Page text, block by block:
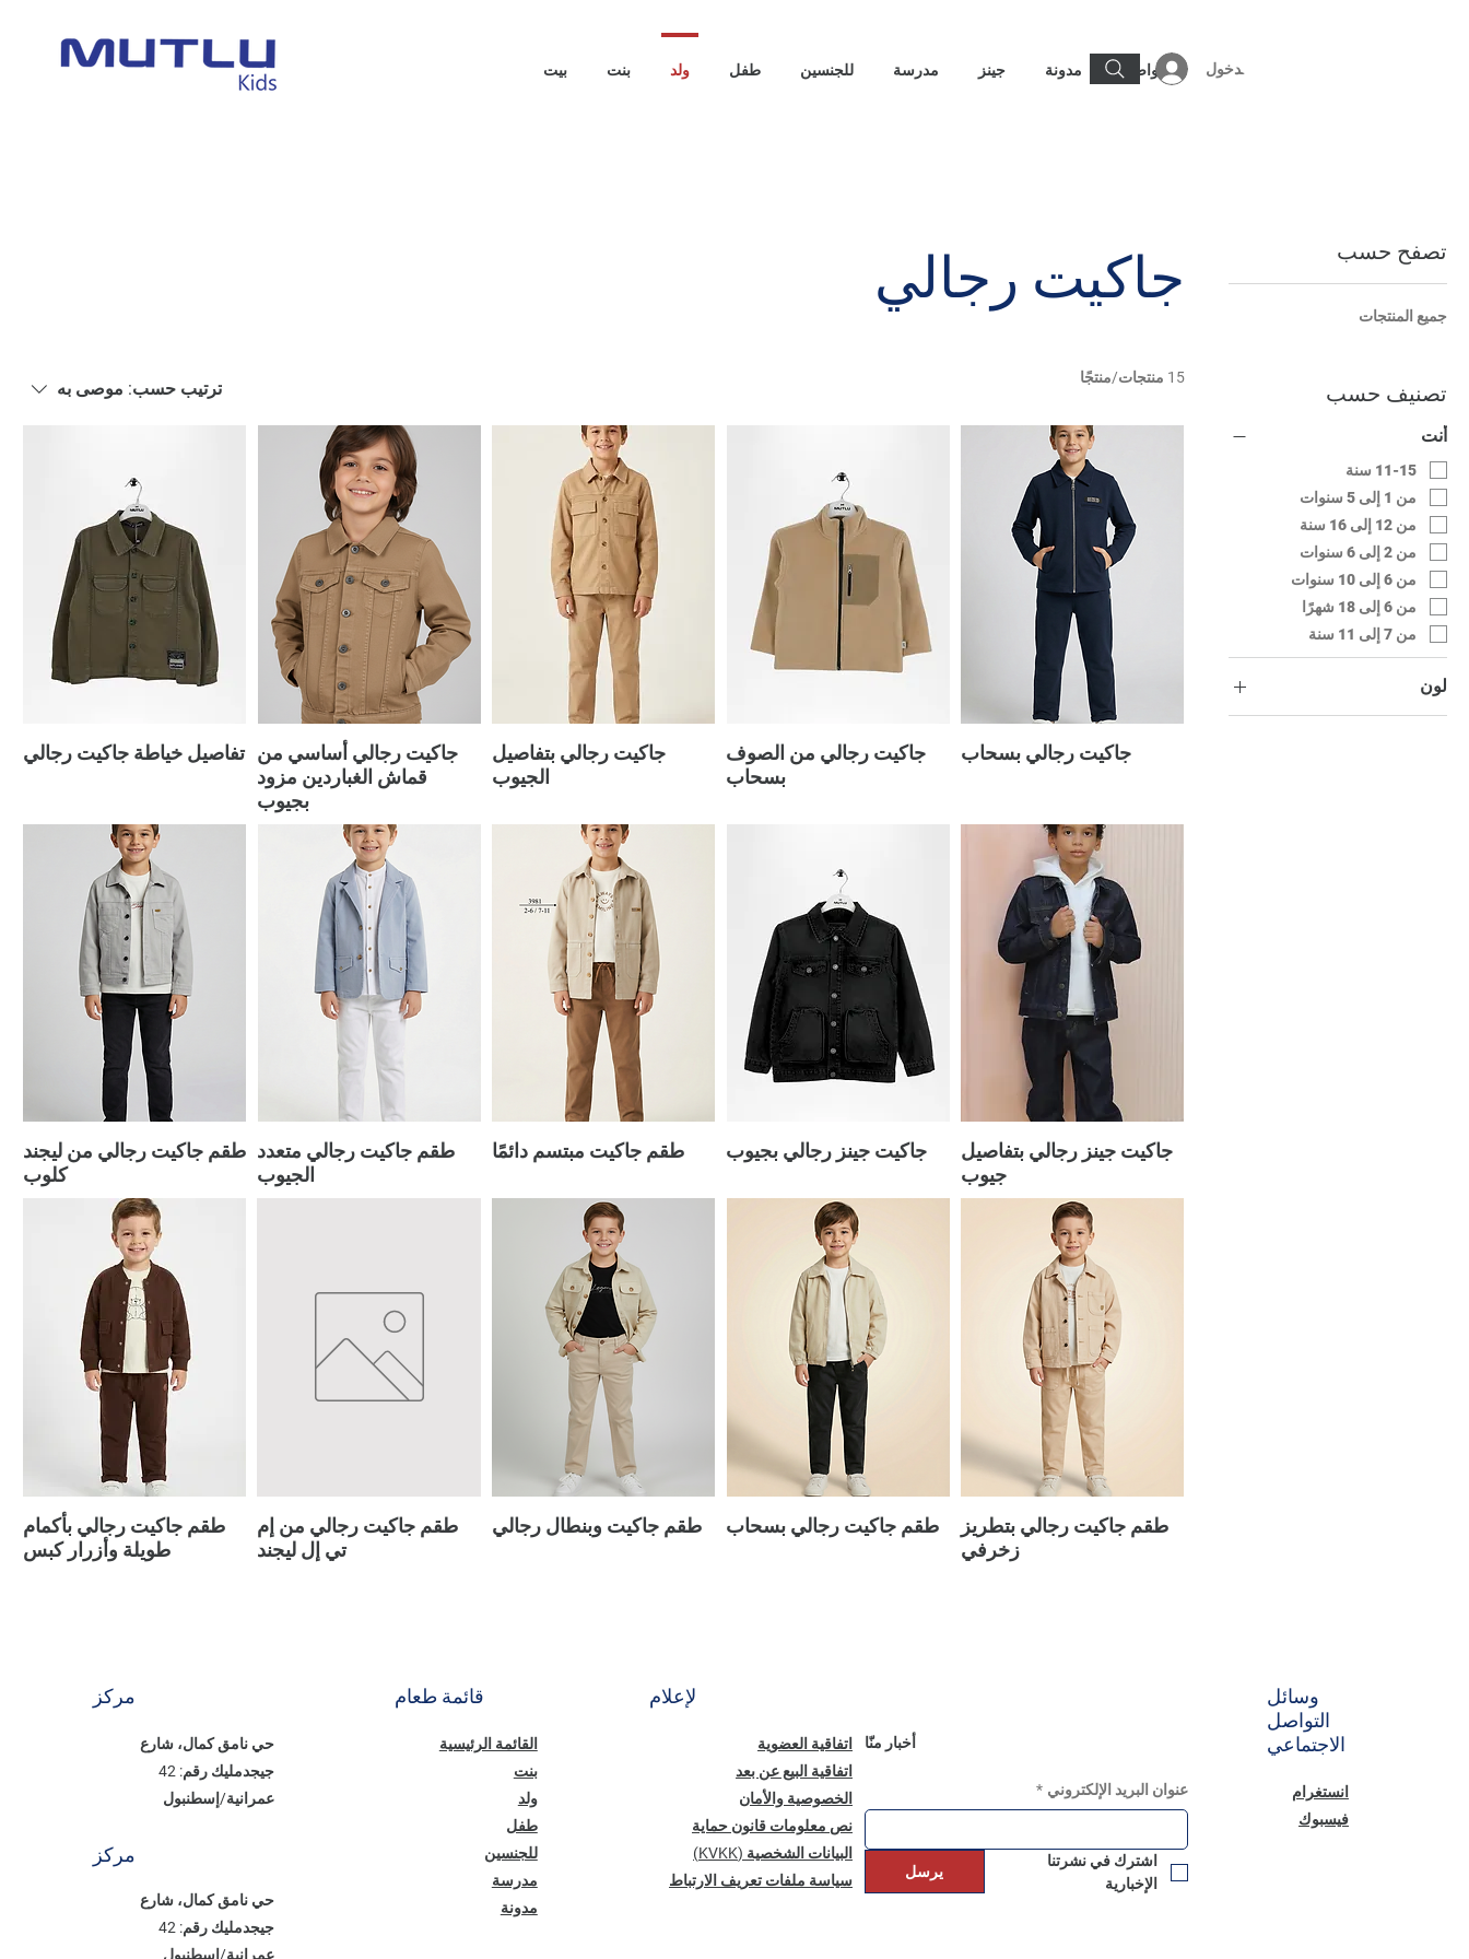
بيت بنت ولد طفل للجنسين مدرسة جينز مدونة تواصل تسجيل الدخول
تصفح حسب
جميع المنتجات
تصنيف حسب
أنت
11-15 سنة
من 1 إلى 5 سنوات
من 12 إلى 16 سنة
من 2 إلى 6 سنوات
من 6 إلى 10 سنوات
من 6 إلى 18 شهرًا
من 7 إلى 11 سنة
لون
أبيض
جاكيت رجالي
15 منتجات/منتجًا
ترتيب حسب: موصى به
جاكيت رجالي بسحاب
جاكيت رجالي من الصوف
بسحاب
جاكيت رجالي بتفاصيل
الجيوب
جاكيت رجالي أساسي من
قماش الغباردين مزود
بجيوب
تفاصيل خياطة جاكيت رجالي
جاكيت جينز رجالي بتفاصيل
جيوب
جاكيت جينز رجالي بجيوب طقم جاكيت مبتسم دائمًا
طقم جاكيت رجالي متعدد
الجيوب
طقم جاكيت رجالي من ليجند
كلوب
طقم جاكيت رجالي بتطريز
زخرفي
طقم جاكيت رجالي بسحاب طقم جاكيت وبنطال رجالي
طقم جاكيت رجالي من إم
تي إل ليجند
طقم جاكيت رجالي بأكمام
طويلة وأزرار كبس
مركز
حي نامق كمال، شارع
جيجدمليك رقم: 42
عمرانية/إسطنبول
مركز
حي نامق كمال، شارع
جيجدمليك رقم: 42
عمرانية/إسطنبول
قائمة طعام
القائمة الرئيسية
بنت
ولد
طفل
للجنسين
مدرسة
مدونة
لإعلام
اتفاقية العضوية
اتفاقية البيع عن بعد
الخصوصية والأمان
نص معلومات قانون حماية
البيانات الشخصية (KVKK)
سياسة ملفات تعريف الارتباط
أخبار منّا
عنوان البريد الإلكتروني *
الإخبارية
يرسل
وسائل
التواصل
الاجتماعي
انستغرام
فيسبوك